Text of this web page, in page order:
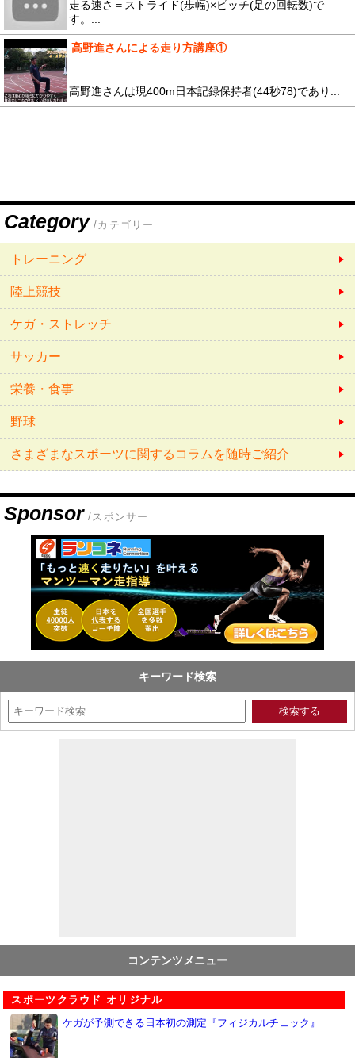
走る速さ＝ストライド(歩幅)×ピッチ(足の回転数)で
す。...
高野進さんによる走り方講座①
高野進さんは現400m日本記録保持者(44秒78)であり...
Category /カテゴリー
トレーニング
陸上競技
ケガ・ストレッチ
サッカー
栄養・食事
野球
さまざまなスポーツに関するコラムを随時ご紹介
Sponsor /スポンサー
キーワード検索
コンテンツメニュー
スポーツクラウド オリジナル
ケガが予測できる日本初の測定『フィジカルチェック』